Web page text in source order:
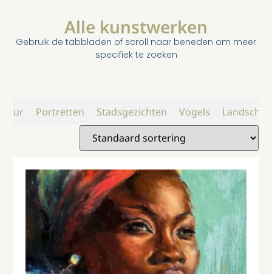
Alle kunstwerken
Gebruik de tabbladen of scroll naar beneden om meer
specifiek te zoeken
Portretten Stadsgezichten Vogels Landschap